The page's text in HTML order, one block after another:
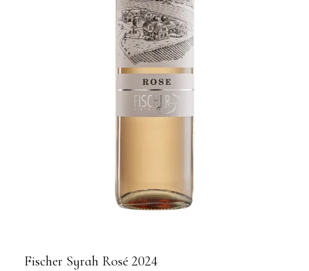
Fischer Syrah Rosé 2024